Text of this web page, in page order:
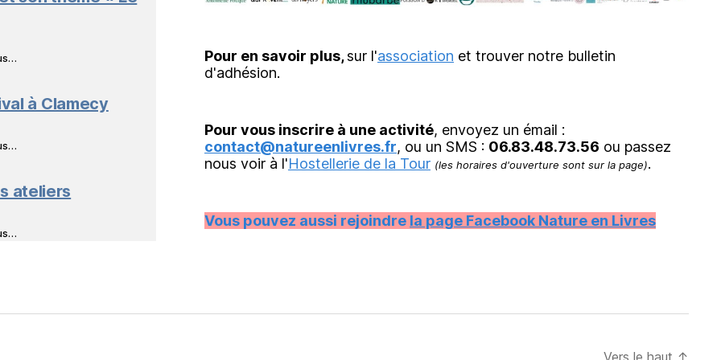
à Clamecy
ateliers
Pour en savoir plus,sur l'association et trouver notre bulletin
d'adhésion.
Pour vous inscrire à une activité, envoyez un émail :
contact@natureenlivres.fr, ou un SMS : 06.83.48.73.56 ou passez
nous voir à l'Hostellerie de la Tour (les horaires d'ouverture sont sur la page).
Vous pouvez aussi rejoindre la page Facebook Nature en Livres
Vers le haut ↑